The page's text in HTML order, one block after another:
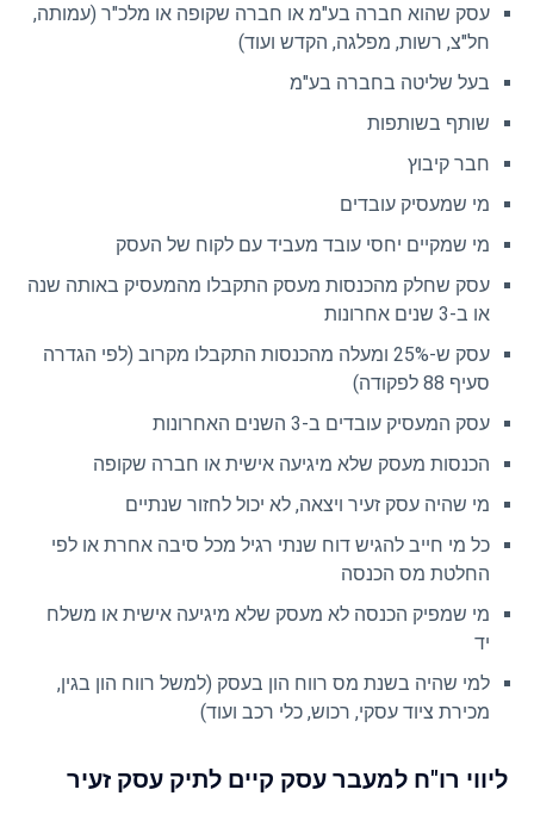
עסק שהוא חברה בע"מ או חברה שקופה או מלכ"ר (עמותה,
חל"צ, רשות, מפלגה, הקדש ועוד)
בעל שליטה בחברה בע"מ
שותף בשותפות
חבר קיבוץ
מי שמעסיק עובדים
מי שמקיים יחסי עובד מעביד עם לקוח של העסק
עסק שחלק מהכנסות מעסק התקבלו מהמעסיק באותה שנה
או ב-3 שנים אחרונות
עסק ש-25% ומעלה מהכנסות התקבלו מקרוב (לפי הגדרה
סעיף 88 לפקודה)
עסק המעסיק עובדים ב-3 השנים האחרונות
הכנסות מעסק שלא מיגיעה אישית או חברה שקופה
מי שהיה עסק זעיר ויצאה, לא יכול לחזור שנתיים
כל מי חייב להגיש דוח שנתי רגיל מכל סיבה אחרת או לפי
החלטת מס הכנסה
מי שמפיק הכנסה לא מעסק שלא מיגיעה אישית או משלח
יד
למי שהיה בשנת מס רווח הון בעסק (למשל רווח הון בגין,
מכירת ציוד עסקי, רכוש, כלי רכב ועוד)
ליווי רו"ח למעבר עסק קיים לתיק עסק זעיר